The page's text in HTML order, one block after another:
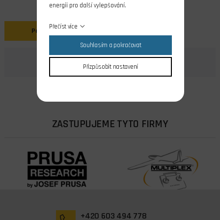
Popis
ZASTUPUJEME TYTO FIRMY
+420 603 494 778
energii pro další vylepšování.
Přečíst více
Souhlasím a pokračovat
Přizpůsobit nastavení